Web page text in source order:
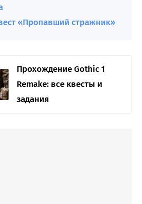
«Пропавший стражник»
Прохождение Gothic 1
Remake: все квесты и
задания